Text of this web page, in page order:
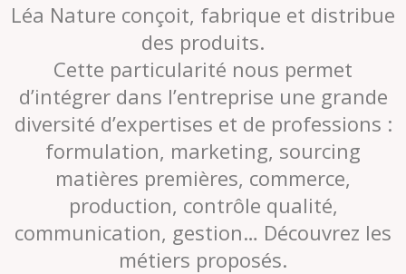
Léa Nature conçoit, fabrique et distribue
des produits.
Cette particularité nous permet
d’intégrer dans l’entreprise une grande
diversité d’expertises et de professions :
formulation, marketing, sourcing
matières premières, commerce,
production, contrôle qualité,
communication, gestion… Découvrez les
métiers proposés.